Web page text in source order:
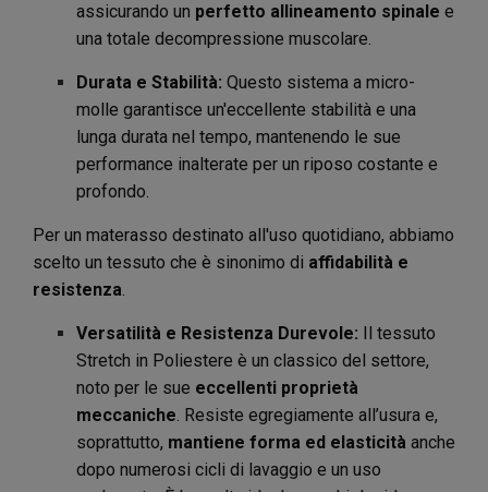
assicurando un perfetto allineamento spinale e
una totale decompressione muscolare.
Durata e Stabilità: Questo sistema a micro-
molle garantisce un'eccellente stabilità e una
lunga durata nel tempo, mantenendo le sue
performance inalterate per un riposo costante e
profondo.
Per un materasso destinato all'uso quotidiano, abbiamo
scelto un tessuto che è sinonimo di affidabilità e
resistenza.
Versatilità e Resistenza Durevole: Il tessuto
Stretch in Poliestere è un classico del settore,
noto per le sue eccellenti proprietà
meccaniche. Resiste egregiamente all’usura e,
soprattutto, mantiene forma ed elasticità anche
dopo numerosi cicli di lavaggio e un uso